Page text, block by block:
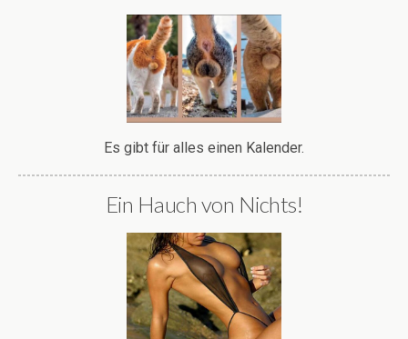
Es gibt für alles einen Kalender.
Ein Hauch von Nichts!